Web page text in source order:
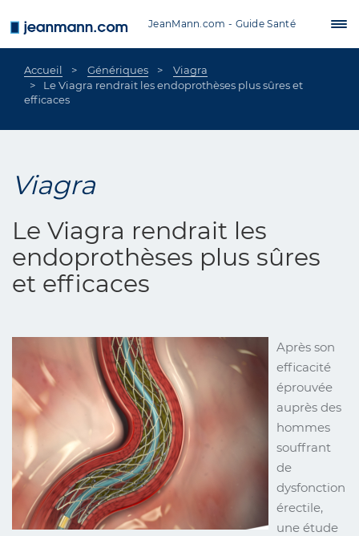
JeanMann.com - Guide Santé
Accueil Génériques
Viagra
Le Viagra rendrait les endoprothèses plus sûres et
efficaces
Viagra
Le Viagra rendrait les
endoprothèses plus sûres
et efficaces
Après son
efficacité
éprouvée
auprès des
hommes
souffrant
de
dysfonction
érectile,
une étude